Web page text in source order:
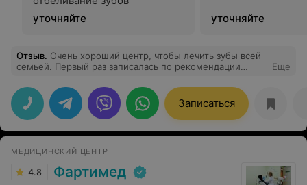
уточняйте
уточняйте
Отзыв. Очень хороший центр, чтобы лечить зубы всей
семьей. Первый раз записалась по рекомендации
качественно, быстро, надежно и совсем недорого.
Ставила у них пломбу, делала отбеливание.
Консультация у них, кстати, бесплатная, что тоже
немаловажно. В общем, здорово все.
Еще
Записаться
МЕДИЦИНСКИЙ ЦЕНТР
4.8 Фартимед